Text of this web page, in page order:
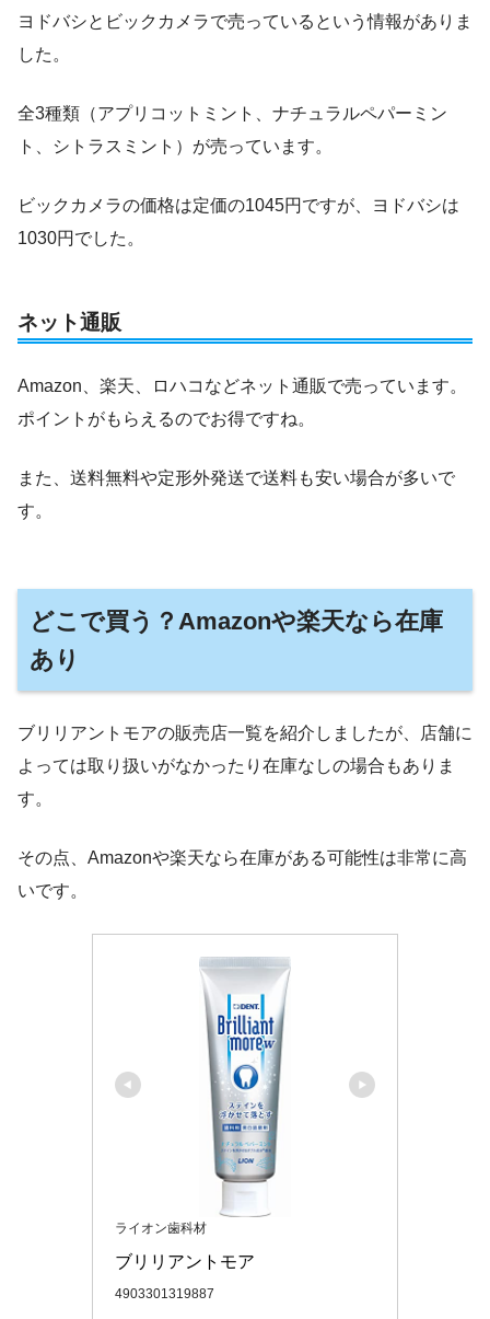
ヨドバシとビックカメラで売っているという情報がありま
した。
全3種類（アプリコットミント、ナチュラルペパーミン
ト、シトラスミント）が売っています。
ビックカメラの価格は定価の1045円ですが、ヨドバシは
1030円でした。
ネット通販
Amazon、楽天、ロハコなどネット通販で売っています。
ポイントがもらえるのでお得ですね。
また、送料無料や定形外発送で送料も安い場合が多いで
す。
どこで買う？Amazonや楽天なら在庫
あり
ブリリアントモアの販売店一覧を紹介しましたが、店舗に
よっては取り扱いがなかったり在庫なしの場合もありま
す。
その点、Amazonや楽天なら在庫がある可能性は非常に高
いです。
ライオン歯科材
ブリリアントモア
4903301319887